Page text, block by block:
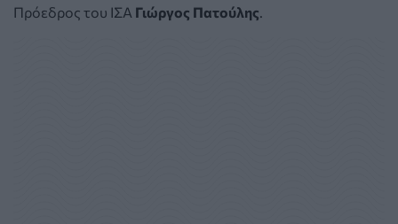
Πρόεδρος του ΙΣΑ Γιώργος Πατούλης